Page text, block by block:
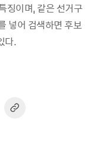
징이며, 같은 선거구
넣어 검색하면 후보
다.